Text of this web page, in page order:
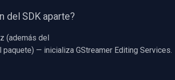
del SDK aparte?
(además del
paquete) — inicializa GStreamer Editing Services.